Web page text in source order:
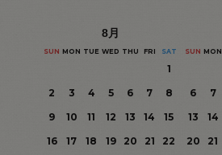
8月
SUN MON TUE WED THU FRI SAT
1
2
3 4 5 6 7
8
9
10 11 12 13 14
15
16
17 18 19 20 21
22
SUN MON
6
7
13
14
20
21